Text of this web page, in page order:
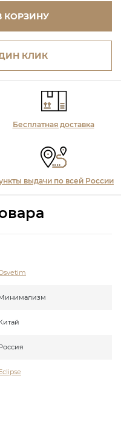
КОРЗИНУ
КЛИК
Бесплатная доставка
выдачи по всей России